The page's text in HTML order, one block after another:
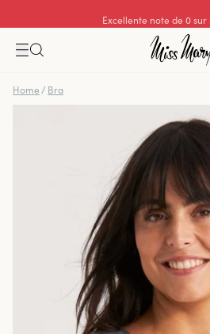
Excellente note de 0 sur 5
Home / Bra